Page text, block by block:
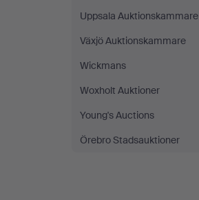
Uppsala Auktionskammare
Växjö Auktionskammare
Wickmans
Woxholt Auktioner
Young's Auctions
Örebro Stadsauktioner